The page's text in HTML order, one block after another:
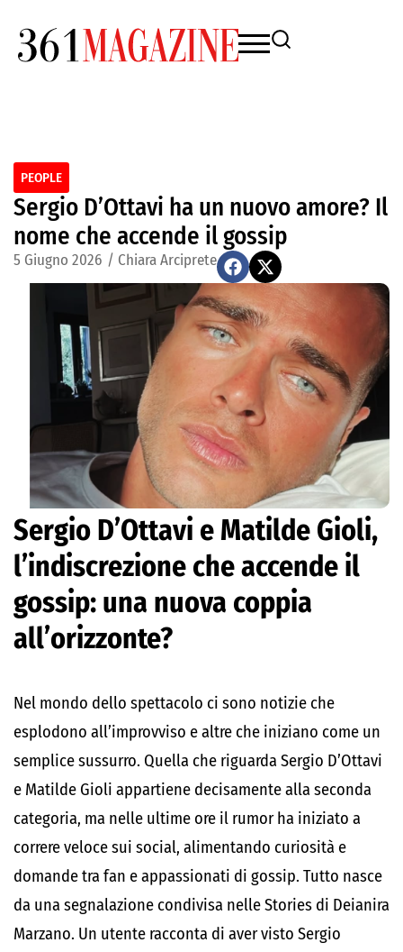
PEOPLE
Sergio D’Ottavi ha un nuovo amore? Il
nome che accende il gossip
5 Giugno 2026 / Chiara Arciprete
Sergio D’Ottavi e Matilde Gioli,
l’indiscrezione che accende il
gossip: una nuova coppia
all’orizzonte?
Nel mondo dello spettacolo ci sono notizie che
esplodono all’improvviso e altre che iniziano come un
semplice sussurro. Quella che riguarda Sergio D’Ottavi
e Matilde Gioli appartiene decisamente alla seconda
categoria, ma nelle ultime ore il rumor ha iniziato a
correre veloce sui social, alimentando curiosità e
domande tra fan e appassionati di gossip. Tutto nasce
da una segnalazione condivisa nelle Stories di Deianira
Marzano. Un utente racconta di aver visto Sergio